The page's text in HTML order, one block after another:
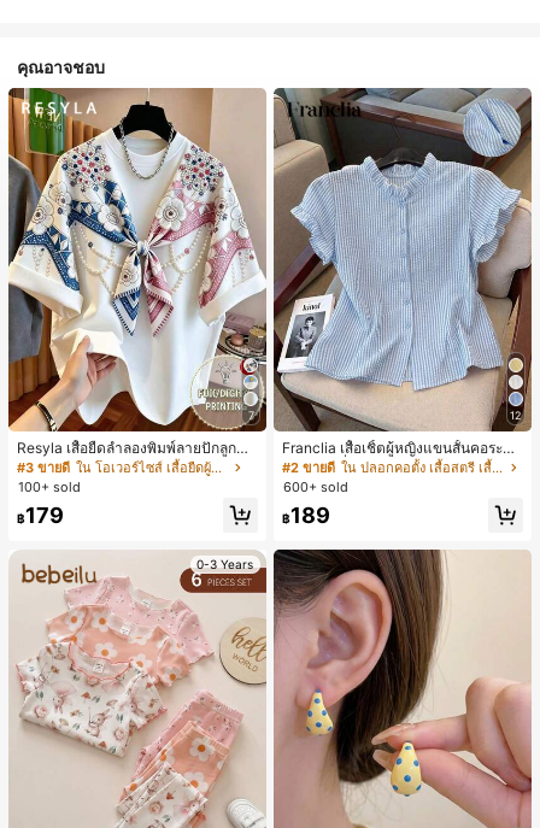
คุณอาจชอบ
7
Resyla เสื้อยืดลำลองพิมพ์ลายปักลูกปัด
รูปโบว์ขนาดใหญ่สำหรับผู้หญิง
#3 ขายดี
ใน โอเวอร์ไซส์ เสื้อยืดผู้หญิง
100+ sold
฿179
0-3 Years
12
Franclia เสื้อเชิ้ตผู้หญิงแขนสั้นคอระบา
ยกระดุมเดี่ยวลายทาง
#2 ขายดี
ใน ปลอกคอตั้ง เสื้อสตรี เสื้อเบลาส์ & Tee
600+ sold
฿189